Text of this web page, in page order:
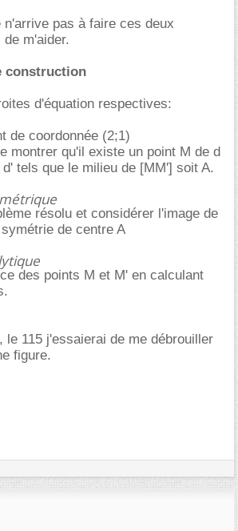
n'arrive pas à faire ces deux
m'aider.
construction
d'équation respectives:
de coordonnée (2;1)
montrer qu'il existe un point M de d
tels que le milieu de [MM'] soit A.
résolu et considérer l'image de
de centre A
des points M et M' en calculant
le 115 j'essaierai de me débrouiller
figure.